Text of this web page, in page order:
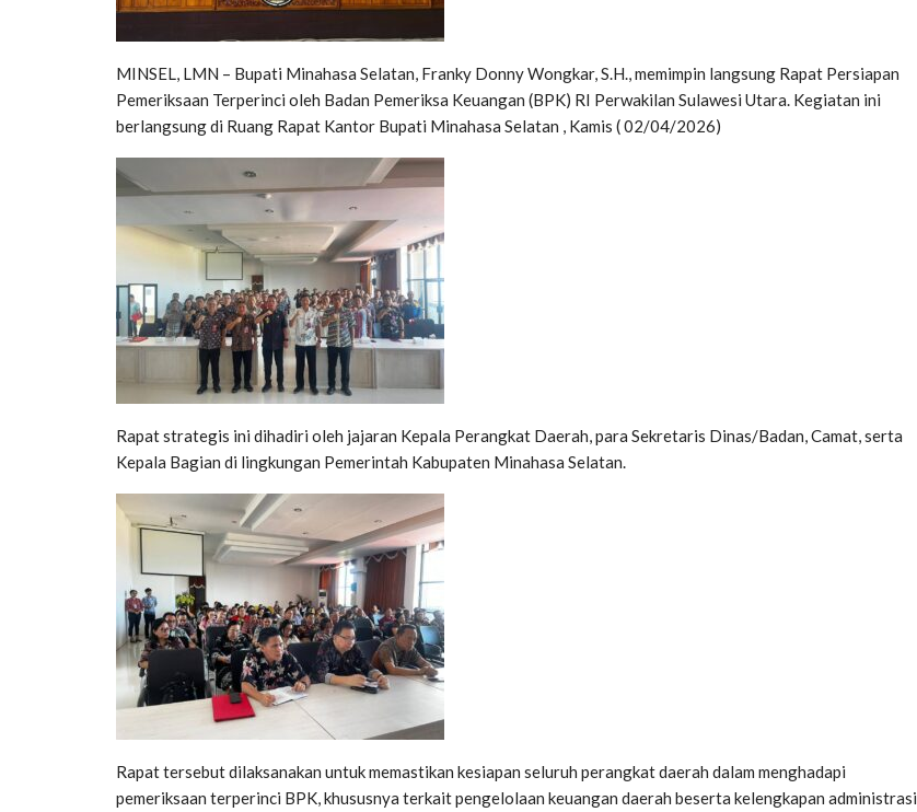
MINSEL, LMN – Bupati Minahasa Selatan, Franky Donny Wongkar, S.H., memimpin langsung Rapat Persiapan
Pemeriksaan Terperinci oleh Badan Pemeriksa Keuangan (BPK) RI Perwakilan Sulawesi Utara. Kegiatan ini
berlangsung di Ruang Rapat Kantor Bupati Minahasa Selatan , Kamis ( 02/04/2026)
Rapat strategis ini dihadiri oleh jajaran Kepala Perangkat Daerah, para Sekretaris Dinas/Badan, Camat, serta
Kepala Bagian di lingkungan Pemerintah Kabupaten Minahasa Selatan.
Rapat tersebut dilaksanakan untuk memastikan kesiapan seluruh perangkat daerah dalam menghadapi
pemeriksaan terperinci BPK, khususnya terkait pengelolaan keuangan daerah beserta kelengkapan administrasi